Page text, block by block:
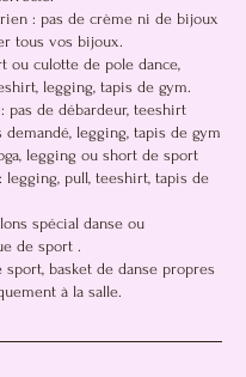
: pas de crème ni de bijoux
tous vos bijoux.
ou culotte de pole dance,
legging, tapis de gym.
pas de débardeur, teeshirt
demandé, legging, tapis de gym
legging ou short de sport
legging, pull, teeshirt, tapis de
spécial danse ou
de sport .
sport, basket de danse propres
à la salle.